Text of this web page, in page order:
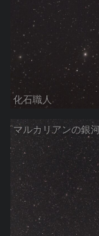
化石職人